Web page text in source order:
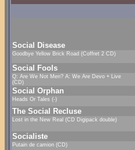
Social Disease
Goodbye Yellow Brick Road (Coffret 2 CD)
Social Fools
Q: Are We Not Men? A: We Are Devo + Live
(CD)
Social Orphan
Heads Or Tales (-)
The Social Recluse
Lost in the New Real (CD Digipack double)
Socialiste
Putain de camion (CD)